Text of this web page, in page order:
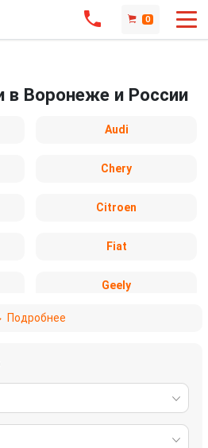
0
в Воронеже и России
Audi
Chery
Citroen
Fiat
Geely
Подробнее